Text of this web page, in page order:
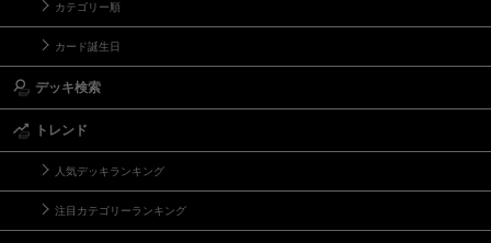
カテゴリー順
カード誕生日
デッキ検索
トレンド
人気デッキランキング
注目カテゴリーランキング